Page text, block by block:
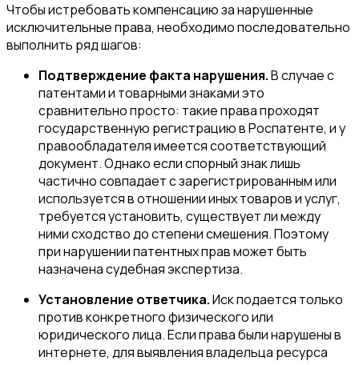
Чтобы истребовать компенсацию за нарушенные
исключительные права, необходимо последовательно
выполнить ряд шагов:
Подтверждение факта нарушения.В случае с
патентами и товарными знаками это
сравнительно просто: такие права проходят
государственную регистрацию в Роспатенте, и у
правообладателя имеется соответствующий
документ. Однако если спорный знак лишь
частично совпадает с зарегистрированным или
используется в отношении иных товаров и услуг,
требуется установить, существует ли между
ними сходство до степени смешения. Поэтому
при нарушении патентных прав может быть
назначена судебная экспертиза.
Установление ответчика.Иск подается только
против конкретного физического или
юридического лица. Если права были нарушены в
интернете, для выявления владельца ресурса